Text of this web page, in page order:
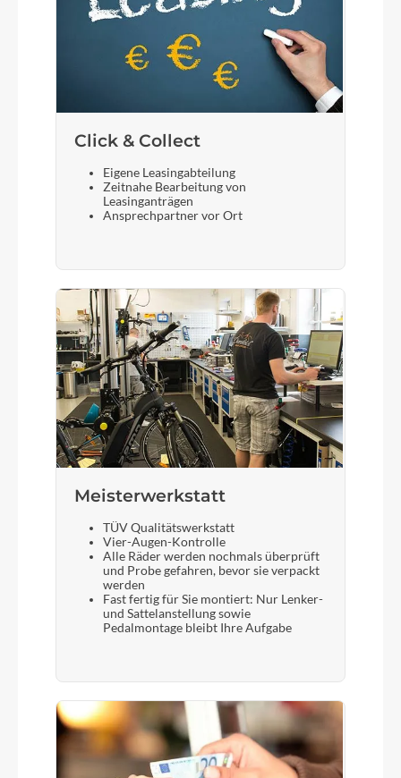
Click & Collect
Eigene Leasingabteilung
Zeitnahe Bearbeitung von
Leasinganträgen
Ansprechpartner vor Ort
Meisterwerkstatt
TÜV Qualitätswerkstatt
Vier-Augen-Kontrolle
Alle Räder werden nochmals überprüft
und Probe gefahren, bevor sie verpackt
werden
Fast fertig für Sie montiert: Nur Lenker-
und Sattelanstellung sowie
Pedalmontage bleibt Ihre Aufgabe